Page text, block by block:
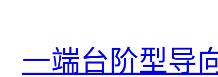
一端台阶型导